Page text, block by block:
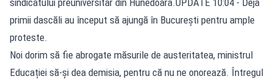
primii dascăli au început să ajungă în București pentru ample
proteste.
Noi dorim să fie abrogate măsurile de austeritatea, ministrul
Educației să-și dea demisia, pentru că nu ne onorează. Întregul